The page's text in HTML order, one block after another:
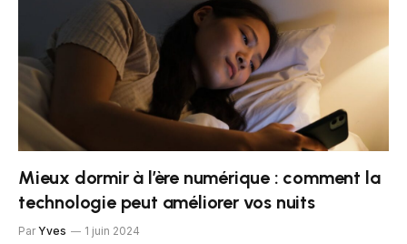
Mieux dormir à l’ère numérique : comment la
technologie peut améliorer vos nuits
Par Yves 1 juin 2024